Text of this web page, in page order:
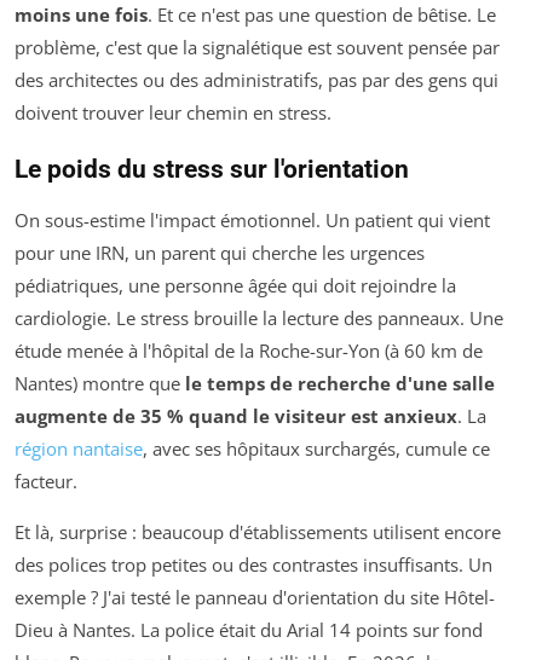
moins une fois. Et ce n'est pas une question de bêtise. Le
problème, c'est que la signalétique est souvent pensée par
des architectes ou des administratifs, pas par des gens qui
doivent trouver leur chemin en stress.
Le poids du stress sur l'orientation
On sous-estime l'impact émotionnel. Un patient qui vient
pour une IRN, un parent qui cherche les urgences
pédiatriques, une personne âgée qui doit rejoindre la
cardiologie. Le stress brouille la lecture des panneaux. Une
étude menée à l'hôpital de la Roche-sur-Yon (à 60 km de
Nantes) montre que le temps de recherche d'une salle
augmente de 35 % quand le visiteur est anxieux. La
région nantaise, avec ses hôpitaux surchargés, cumule ce
facteur.
Et là, surprise : beaucoup d'établissements utilisent encore
des polices trop petites ou des contrastes insuffisants. Un
exemple ? J'ai testé le panneau d'orientation du site Hôtel-
Dieu à Nantes. La police était du Arial 14 points sur fond